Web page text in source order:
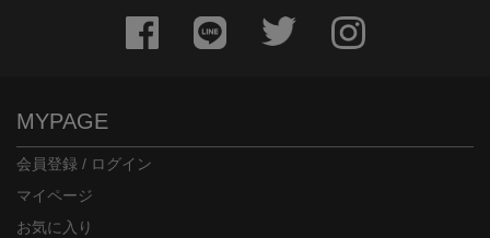
MYPAGE
会員登録 / ログイン
マイページ
お気に入り